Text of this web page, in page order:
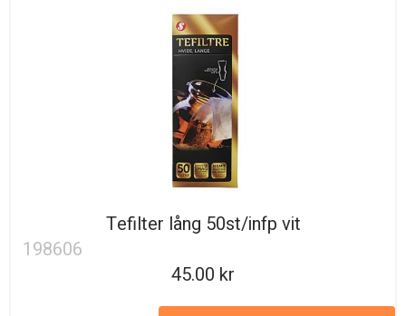
Tefilter lång 50st/infp vit
198606
45.00